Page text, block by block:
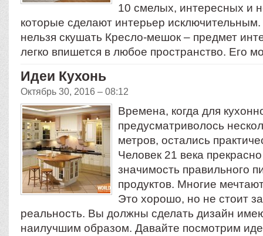
10 смелых, интересных и
которые сделают интерьер
нельзя скушать Кресло-мешок – предмет
легко впишется в любое пространство. Его
Идеи Кухонь
Октябрь 30, 2016 – 08:12
Времена, когда для
предусматриволось
метров, остались
Человек 21 века
значимость правильного
продуктов. Многие
Это хорошо, но не стоит
реальность. Вы должны сделать дизайн
наилучшим образом. Давайте посмотрим